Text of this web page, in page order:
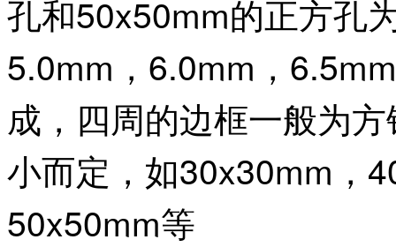
孔和50x50mm的正方孔
5.0mm，6.0mm，
成，四周的边框一般为
小而定，如30x30mm，
50x50mm等